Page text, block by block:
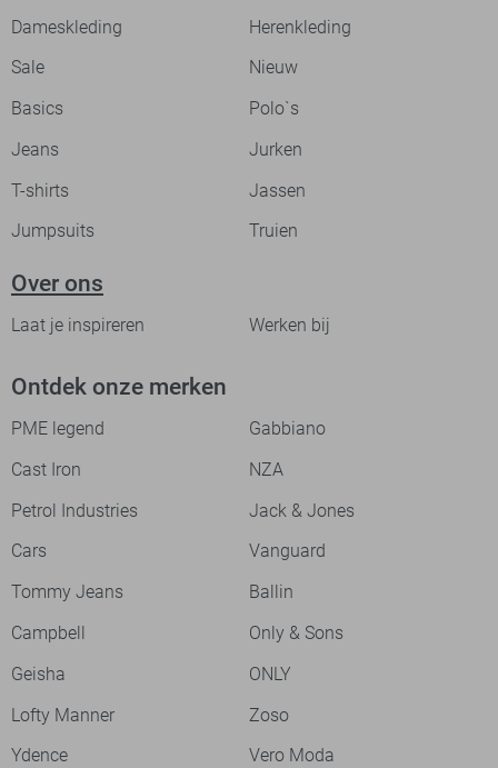
Dameskleding
Herenkleding
Sale
Nieuw
Basics
Polo`s
Jeans
Jurken
T-shirts
Jassen
Jumpsuits
Truien
Over ons
Laat je inspireren Werken bij
Ontdek onze merken
PME legend
Gabbiano
Cast Iron
NZA
Petrol Industries
Jack & Jones
Cars
Vanguard
Tommy Jeans
Ballin
Campbell
Only & Sons
Geisha
ONLY
Lofty Manner
Zoso
Ydence
Vero Moda